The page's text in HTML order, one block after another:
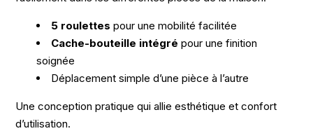
5 roulettes pour une mobilité facilitée
Cache-bouteille intégré pour une finition
soignée
Déplacement simple d’une pièce à l’autre
Une conception pratique qui allie esthétique et confort
d’utilisation.